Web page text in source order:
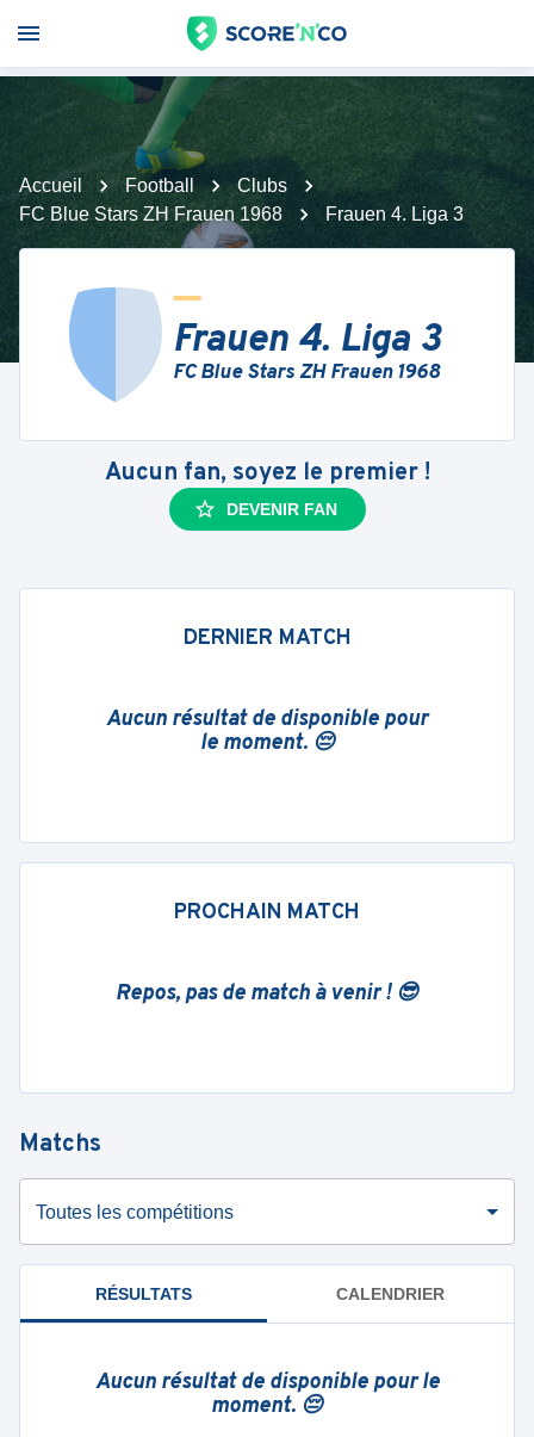
Accueil Football
Clubs
FC Blue Stars ZH Frauen 1968
Frauen 4. Liga 3
Frauen 4. Liga 3
FC Blue Stars ZH Frauen 1968
Aucun fan, soyez le premier !
DEVENIR FAN
DERNIER MATCH
Aucun résultat de disponible pour
le moment. 😔
PROCHAIN MATCH
Repos, pas de match à venir ! 😎
Matchs
Toutes les compétitions
RÉSULTATS CALENDRIER
Aucun résultat de disponible pour le
moment. 😔